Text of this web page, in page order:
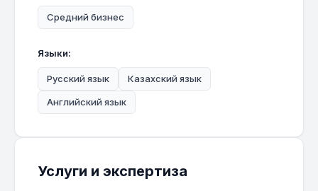
Средний бизнес
Языки:
Русский язык Казахский язык
Английский язык
Услуги и экспертиза